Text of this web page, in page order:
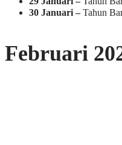
30 Januari –Tahun
Februari